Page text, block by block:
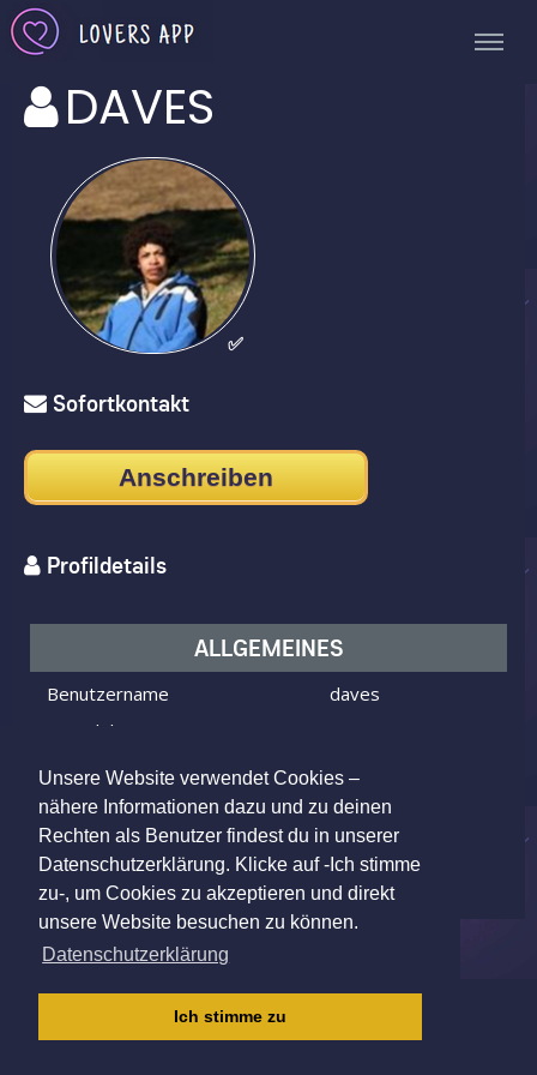
Unsere Website verwendet Cookies –
nähere Informationen dazu und zu deinen
Rechten als Benutzer findest du in unserer
Datenschutzerklärung. Klicke auf -Ich stimme
zu-, um Cookies zu akzeptieren und direkt
unsere Website besuchen zu können.
Datenschutzerklärung
Ich stimme zu
DAVES
✅
Sofortkontakt
Anschreiben
Profildetails
ALLGEMEINES
Benutzername
daves
Ich bin
Ich suche
eine Frau
Alter
50 Jahre alt
Wohnort
Neuchâtel, Switzerland
|AGB|DATENSCHUTZ
KINDERSCHUTZRICHTLINIE